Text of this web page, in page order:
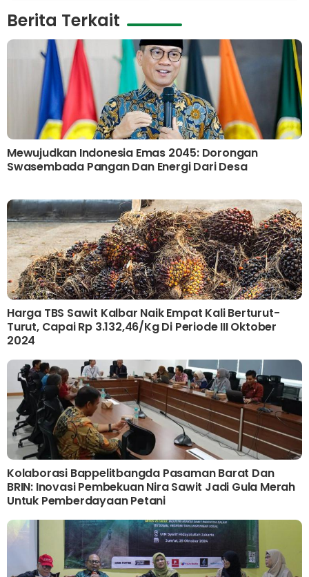
Berita Terkait
Mewujudkan Indonesia Emas 2045: Dorongan
Swasembada Pangan Dan Energi Dari Desa
Harga TBS Sawit Kalbar Naik Empat Kali Berturut-
Turut, Capai Rp 3.132,46/kg Di Periode III Oktober
2024
Kolaborasi Bappelitbangda Pasaman Barat Dan
BRIN: Inovasi Pembekuan Nira Sawit Jadi Gula Merah
Untuk Pemberdayaan Petani